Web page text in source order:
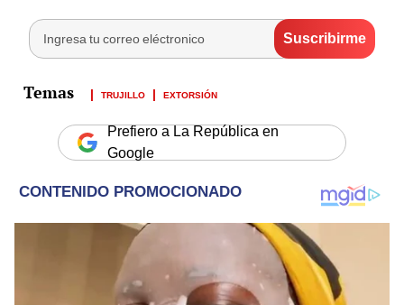
TRUJILLO EXTORSIÓN
Prefiero a La República en
Google